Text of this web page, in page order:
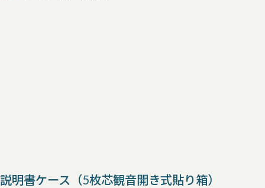
説明書ケース（5枚芯観音開き式貼り箱）